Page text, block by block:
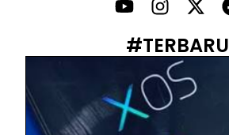
#TERBARU